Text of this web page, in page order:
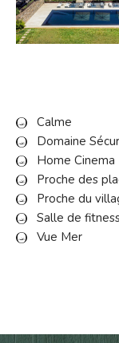
Calme
Domaine
Home Cinema
Proche des
Proche du
Salle de
Vue Mer